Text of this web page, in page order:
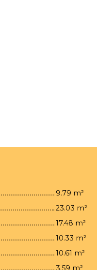
9.79 m²
23.03 m²
17.48 m²
10.33 m²
10.61 m²
3.59 m²